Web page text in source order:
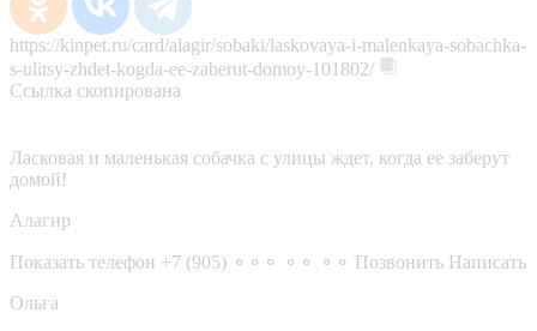
https://kinpet.ru/card/alagir/sobaki/laskovaya-i-malenkaya-sobachka-
s-ulitsy-zhdet-kogda-ee-zaberut-domoy-101802/
Ссылка скопирована
Ласковая и маленькая собачка с улицы ждет, когда ее заберут
домой!
Алагир
Показать телефон +7 (905) ⚬⚬⚬ ⚬⚬ ⚬⚬ Позвонить Написать
Ольга